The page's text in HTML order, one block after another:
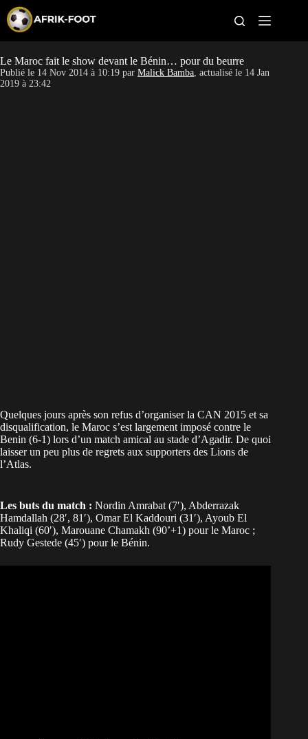
p
t
o
c
CAN féminine
Le Maroc fait le show devant le Bénin… pour du beurre
Publié le 14 Nov 2014 à 10:19 par Malick Bamba, actualisé le 14 Jan
2019 à 23:42
Quelques jours après son refus d’organiser la CAN 2015 et sa
disqualification, le Maroc s’est largement imposé contre le
Benin (6-1) lors d’un match amical au stade d’Agadir. De quoi
laisser un peu plus de regrets aux supporters des Lions de
l’Atlas.
Les buts du match : Nordin Amrabat (7′), Abderrazak
Hamdallah (28′, 81′), Omar El Kaddouri (31′), Ayoub El
Khaliqi (60′), Marouane Chamakh (90’+1) pour le Maroc ;
Rudy Gestede (45′) pour le Bénin.